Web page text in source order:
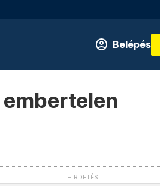
Belépés